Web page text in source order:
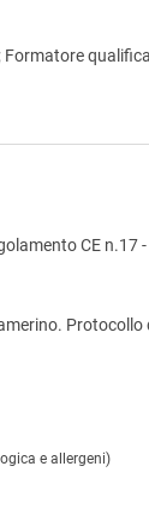
CE n.17
Protocollo
e allergeni)